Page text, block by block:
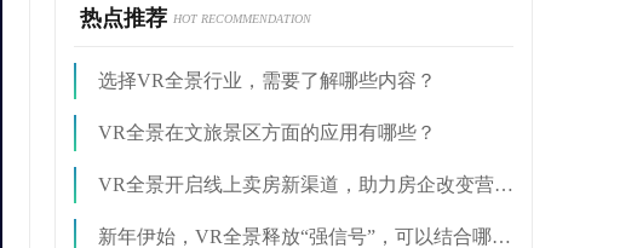
热点推荐 HOT RECOMMENDATION
选择VR全景行业，需要了解哪些内容？
VR全景在文旅景区方面的应用有哪些？
VR全景开启线上卖房新渠道，助力房企改变营销方式
新年伊始，VR全景释放“强信号”，可以结合哪些行业？